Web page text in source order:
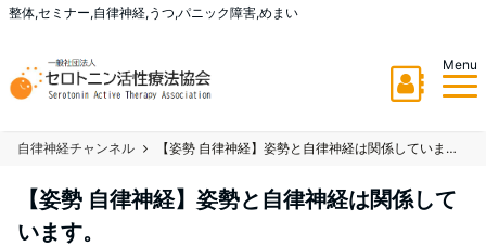
整体,セミナー,自律神経,うつ,パニック障害,めまい
Menu
自律神経チャンネル 【姿勢 自律神経】姿勢と自律神経は関係しています。
【姿勢 自律神経】姿勢と自律神経は関係して
います。